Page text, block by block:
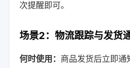
次提醒即可。
场景2：物流跟踪与发货
何时使用： 商品发货后立即通